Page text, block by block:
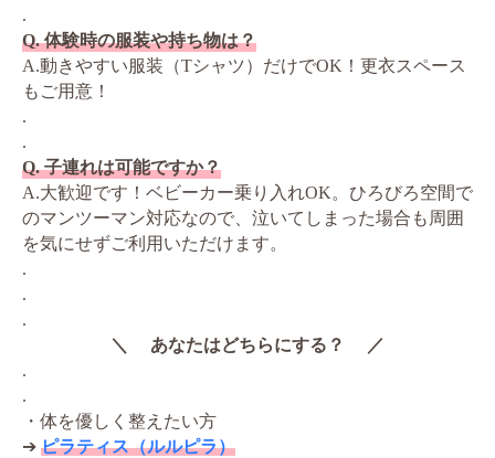
.
Q. 体験時の服装や持ち物は？
A.動きやすい服装（Tシャツ）だけでOK！更衣スペース
もご用意！
.
.
Q. 子連れは可能ですか？
A.大歓迎です！ベビーカー乗り入れOK。ひろびろ空間で
のマンツーマン対応なので、泣いてしまった場合も周囲
を気にせずご利用いただけます。
.
.
.
＼ あなたはどちらにする？ ／
.
.
・体を優しく整えたい方
➔ ピラティス（ルルピラ）